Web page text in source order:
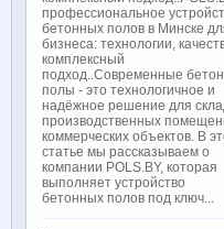
профессиональное
бетонных полов в Минске
бизнеса: технологии,
комплексный
подход..Современные
полы - это технологичное и
надёжное решение для
производственных
коммерческих объектов. В
статье мы рассказываем о
компании POLS.BY, которая
выполняет устройство
бетонных полов под ключ...